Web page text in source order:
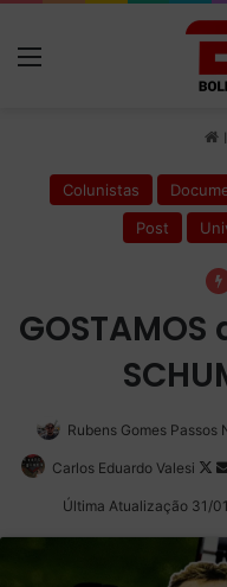
Colunistas
Post
Rubens Gomes Passos
Carlos Eduardo Valesi
on
Última Atualização 31/